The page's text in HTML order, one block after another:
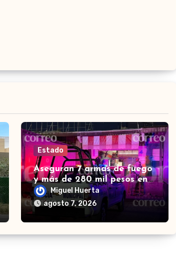
Estado
Aseguran 7 armas de fuego
y más de 280 mil pesos en
León en un día; hay 4
detenidos
Miguel Huerta
agosto 7, 2026